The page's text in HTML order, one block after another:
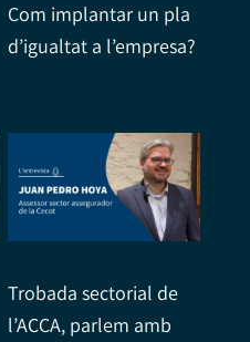
Com implantar un pla
d’igualtat a l’empresa?
Trobada sectorial de
l’ACCA, parlem amb